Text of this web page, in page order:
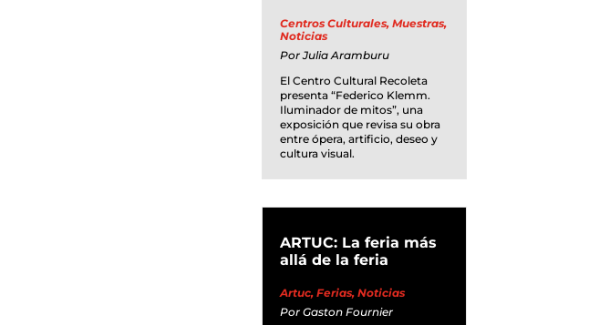
Centros Culturales,Muestras,
Noticias
PorJulia Aramburu
El Centro Cultural Recoleta
presenta “Federico Klemm.
Iluminador de mitos”, una
exposición que revisa su obra
entre ópera, artificio, deseo y
cultura visual.
ARTUC: La feria más
allá de la feria
Artuc,Ferias,Noticias
PorGaston Fournier